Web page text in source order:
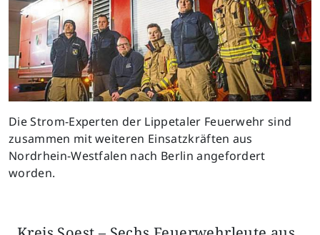
Die Strom-Experten der Lippetaler Feuerwehr sind
zusammen mit weiteren Einsatzkräften aus
Nordrhein-Westfalen nach Berlin angefordert
worden.